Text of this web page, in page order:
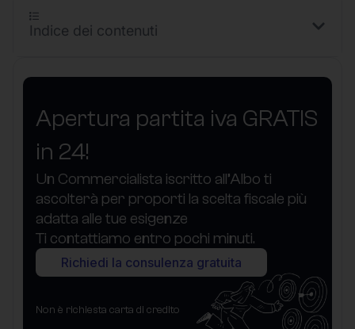
Apertura partita iva GRATIS
in 24!
Un Commercialista iscritto all’Albo ti
ascolterà per proporti la scelta fiscale più
adatta alle tue esigenze
Ti contattiamo entro pochi minuti.
Richiedi la consulenza gratuita
Non è richiesta carta di credito
Indice dei contenuti